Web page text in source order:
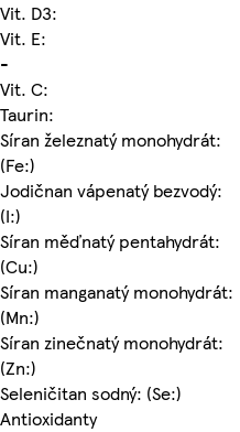
Vit. D3:
Vit. E:
-
Vit. C:
Taurin:
Síran železnatý monohydrát:
(Fe:)
Jodičnan vápenatý bezvodý:
(I:)
Síran měďnatý pentahydrát:
(Cu:)
Síran manganatý monohydrát:
(Mn:)
Síran zinečnatý monohydrát:
(Zn:)
Seleničitan sodný: (Se:)
Antioxidanty